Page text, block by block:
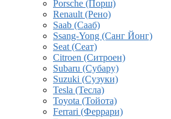
Porsche (Порш)
Renault (Рено)
Saab (Сааб)
Ssang-Yong (Санг Йонг)
Seat (Сеат)
Citroen (Ситроен)
Subaru (Субару)
Suzuki (Сузуки)
Tesla (Тесла)
Toyota (Тойота)
Ferrari (Феррари)